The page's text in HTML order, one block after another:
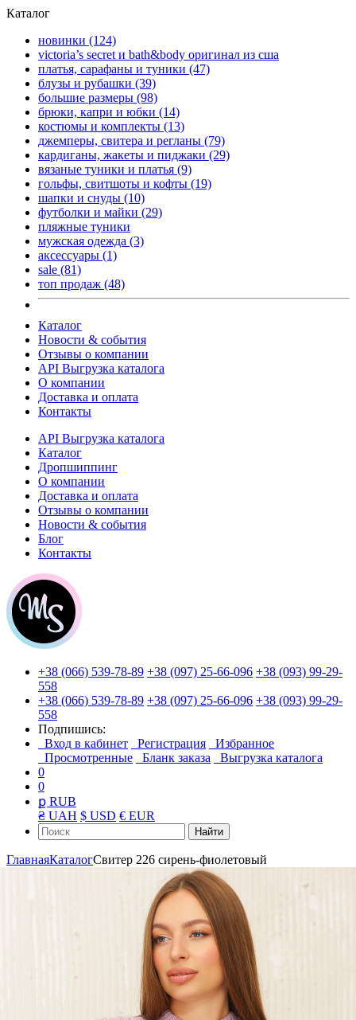
Каталог
новинки (124)
victoria’s secret и bath&body оригинал из сша
платья, сарафаны и туники (47)
блузы и рубашки (39)
большие размеры (98)
брюки, капри и юбки (14)
костюмы и комплекты (13)
джемперы, свитера и регланы (79)
кардиганы, жакеты и пиджаки (29)
вязаные туники и платья (9)
гольфы, свитшоты и кофты (19)
шапки и снуды (10)
футболки и майки (29)
пляжные туники
мужская одежда (3)
аксессуары (1)
sale (81)
топ продаж (48)
Каталог
Новости & события
Отзывы о компании
API Выгрузка каталога
О компании
Доставка и оплата
Контакты
API Выгрузка каталога
Каталог
Дропшиппинг
О компании
Доставка и оплата
Отзывы о компании
Новости & события
Блог
Контакты
+38 (066) 539-78-89 +38 (097) 25-66-096 +38 (093) 99-29-
558
+38 (066) 539-78-89 +38 (097) 25-66-096 +38 (093) 99-29-
558
Подпишись:
Вход в кабинет
Регистрация
Избранное
Просмотренные
Бланк заказа
Выгрузка каталога
0
0
ք RUB
₴ UAH $ USD € EUR
Найти
ГлавнаяКаталогСвитер 226 сирень-фиолетовый